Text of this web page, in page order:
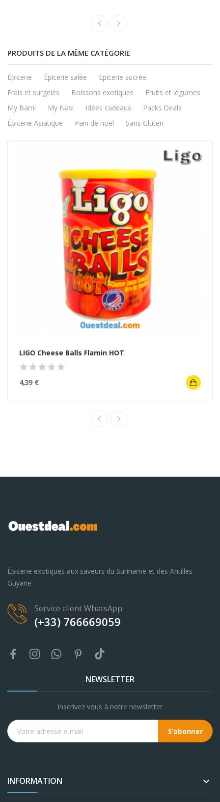
PRODUITS DE LA MÊME CATÉGORIE
Épicerie Épicerie salée
Epicerie sucrée
Frais et surgelés
Boissons exotiques
Fruits et légumes
My Bami
My Nasi Idées cadeaux
Packs Deals
Épicerie Asiatique
Pain de noël Sans Gluten
LIGO Cheese Balls Flamin HOT
4,39 €
Épicerie exotiques aux saveurs du Suriname et des Antilles-
Guyane
Service client WhatsApp
(+33) 766669059
NEWSLETTER
Inscrivez vous à notre newsletter
S’abonner
INFORMATION 